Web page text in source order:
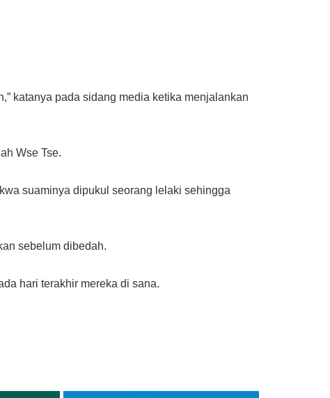
katanya pada sidang media ketika menjalankan
Wse Tse.
suaminya dipukul seorang lelaki sehingga
sebelum dibedah.
hari terakhir mereka di sana.